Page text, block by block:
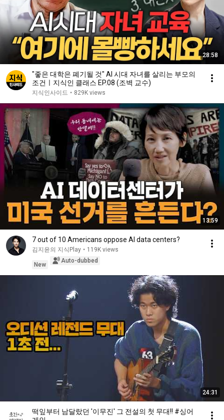
28:58
"좋은 대학은 폐기될 것" AI 시대 자녀를 살리는 부모의
조건ㅣ지식인 클래스 EP.08 (조벽 교수)
지식인사이드 • 829K views
13:59
7 out of 10 Americans oppose AI data centers?
김지윤의 지식Play • 119K views
New
Auto-dubbed
24:31
떡잎부터 남달랐던 '이무진' 그 전설의 첫 무대!! #싱어